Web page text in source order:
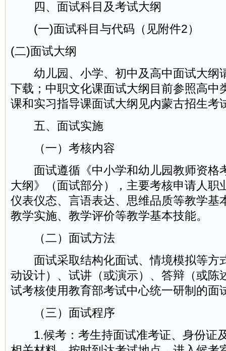
四、面试科目及考试大纲
(一)面试科目与代码（见附件2）
(二)面试大纲
幼儿园、小学、初中及高中面试大纲
下载；中职文化课面试大纲目前参照高中
课和实习指导课面试大纲见内蒙古招生考
五、面试实施
（一）考核内容
面试遵循《中小学和幼儿园教师资格
大纲》（面试部分），主要考核申请人职
仪表仪态、言语表达、思维品质等教学基
教学实施、教学评价等教学基本技能。
（二）面试方法
面试采取结构化面试、情境模拟等方
动设计）、试讲（或演示）、答辩（或陈
试考核使用教育部考试中心统一研制的面
（三）面试程序
1.候考：考生持面试准考证、身份证